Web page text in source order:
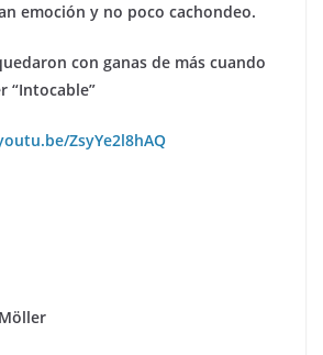
emoción y no poco cachondeo.
con ganas de más cuando
“Intocable”
ZsyYe2l8hAQ
öller